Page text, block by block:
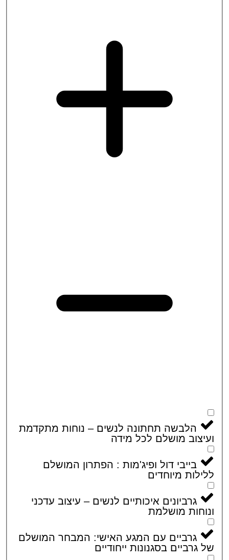
הלבשה תחתונה לנשים – נוחות מתקדמת
מושלם לכל מידה
בייבי דול ופיג'מות : הפתרון המושלם
מיוחדים
גרביונים איכותיים לנשים – עיצוב עדכני
מושלמת
גרביים עם המגע האישי: המבחר המושלם
בסגנונות ייחודיים